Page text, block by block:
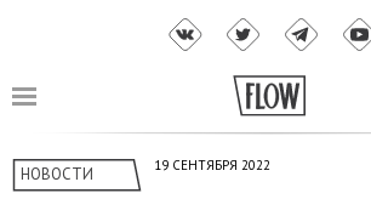
НОВОСТИ 19 СЕНТЯБРЯ 2022